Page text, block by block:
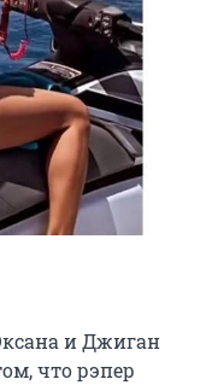
и Джиган
что рэпер